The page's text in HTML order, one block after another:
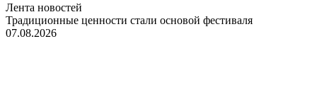
Лента новостей
Традиционные ценности стали основой фестиваля
07.08.2026